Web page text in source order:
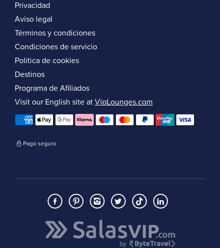
Privacidad
Aviso legal
Términos y condiciones
Condiciones de servicio
Política de cookies
Destinos
Programa de Afiliados
Visit our English site at VipLounges.com
Pago seguro